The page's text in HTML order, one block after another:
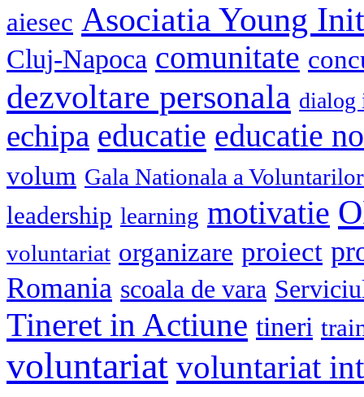
aiesec Asociatia Young
Cluj-Napoca comunitate
dezvoltare personala dialog
echipa educatie educatie
volum Gala Nationala a Voluntarilor
leadership learning motivatie
voluntariat organizare proiect
Romania scoala de vara
Tineret in Actiune tineri
voluntariat voluntariat